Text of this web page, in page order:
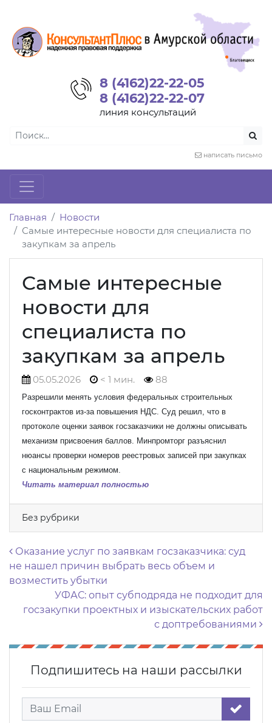
8 (4162)22-22-05
8 (4162)22-22-07
линия консультаций
написать письмо
Главная
Новости
Самые интересные новости для специалиста по
закупкам за апрель
Самые интересные
новости для
специалиста по
закупкам за апрель
05.05.2026 < 1 мин. 88
Разрешили менять условия федеральных строительных
госконтрактов из-за повышения НДС. Суд решил, что в
протоколе оценки заявок госзаказчики не должны описывать
механизм присвоения баллов. Минпромторг разъяснил
нюансы проверки номеров реестровых записей при закупках
с национальным режимом.
Читать материал полностью
Без рубрики
Навигация по записям
Оказание услуг по заявкам госзаказчика: суд
не нашел причин выбрать весь объем и
возместить убытки
УФАС: опыт субподряда не подходит для
госзакупки проектных и изыскательских работ
с доптребованиями
Подпишитесь на наши рассылки